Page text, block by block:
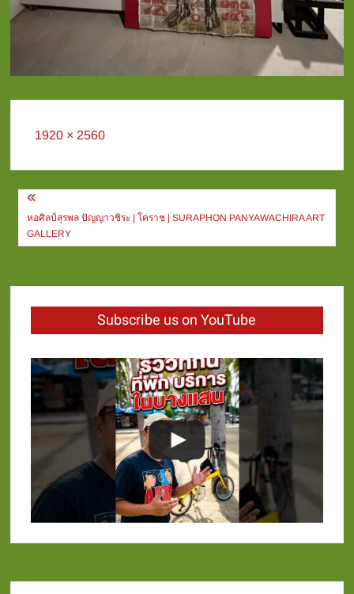
Full
1920 × 2560
Post
navigation
หอศิลป์สุรพล ปัญญาวชิระ | โคราช | SURAPHON PANYAWACHIRA ART
GALLERY
Subscribe us on YouTube